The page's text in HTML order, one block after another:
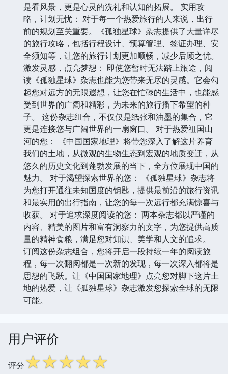
是看风景，更是心灵的洗礼和认知的拓展。 实用攻
略，计划无忧： 对于每一个热爱旅行的人来说，出行
前的规划至关重要。《孤独星球》杂志提供了大量详尽
的旅行攻略，包括行程设计、预算管理、签证办理、安
全须知等，让您的旅行计划更加顺畅，减少后顾之忧。
激发灵感，点亮梦想： 即使您暂时无法踏上旅途，阅
读《孤独星球》杂志也能为您带来无尽的灵感。它会勾
起您对远方的无限遐想，让您在忙碌的生活中，也能感
受到世界的广阔和精彩，为未来的旅行播下希望的种
子。 这份杂志组合，不仅仅是纸张和油墨的集合，它
更是连接您与广阔世界的一扇窗口。 对于热爱祖国山
河的您： 《中国国家地理》将带您深入了解这片养育
我们的土地，从微观的生物生态到宏观的地质变迁，从
悠久的历史文化到蓬勃发展的当下，全方位展现中国的
魅力。 对于渴望探索世界的您： 《孤独星球》杂志将
为您打开通往未知国度的钥匙，提供最前沿的旅行资讯
和最实用的出行指南，让您的每一次远行都充满惊喜与
收获。 对于追求深度阅读的您： 两本杂志都以严谨的
内容、精美的图片和富有洞察力的文字，为您提供高质
量的精神食粮，满足您对知识、美学和人文的追求。
订阅这份杂志组合，您将开启一段持续一年的阅读旅
程，每一次翻阅都是一次新的发现，每一次深入都将是
思想的飞跃。让《中国国家地理》点亮您对脚下这片土
地的热爱，让《孤独星球》杂志激发您探索全球的无限
可能。
用户评价
评分☆☆☆☆☆